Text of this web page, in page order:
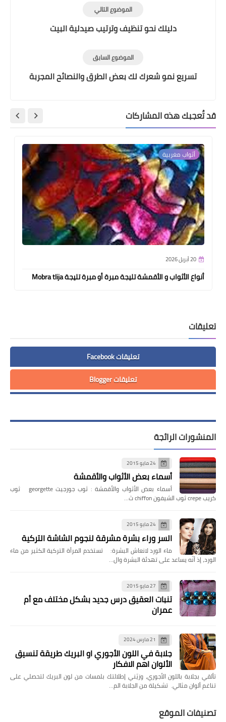
الموضوع التالي
دليلك نحو تنظيف وترتيب صيدلية البيت
الموضوع السابق
تسريع نمو شعرك لك بعض الطرق والنصائح المجربة
قد تُعجبك هذه المشاركات
أثواب مغربية
20 أبريل 2026
أنواع الأثواب و الأقمشة تليجة مبرة أو مبرة تليجة Mobra tlija
تعليقات
تعليقات Facebook
تعليقات Blogger
المنشورات الرائجة
24 مايو 2015
أسماء بعض الأثواب والأقمشة
أسماء بعض الأثواب والأقمشة : ثوب جورجيت georgette ثوب
كريب crepe ثوب الشيفون chiffon ث…
24 مايو 2015
السر وراء بشرة مشرقة لنجوم الشاشة التركية
ماء الورد لانعاش البشرة: تستخدم المرأة التركية الكثير من ماء
الورد، إذ أنّه يساعد على تهدئة البشرة وال…
27 مايو 2015
تنبات العقيق درس جديد بشكل مختلف مع أم
عمران
21 مارس 2024
جلابة في اللون الأجوري او البريك طريقة تنسيق
الألوان اهم الافكار
تألقي بجلابة باللون الأجوري، وزيّني إطلالتك بلمسات من لون البريك لتحصلي على
تناغم ألوان مثالي. تشكيلة من الجلابة الم…
تصنيفات الموقع